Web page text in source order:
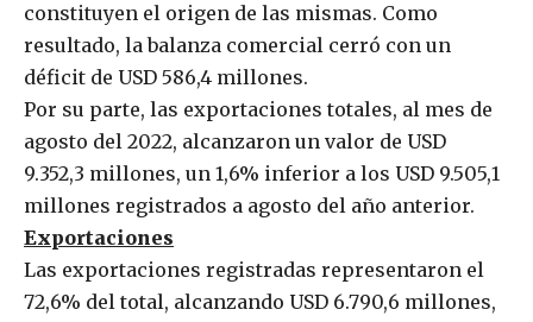
constituyen el origen de las mismas. Como
resultado, la balanza comercial cerró con un
déficit de USD 586,4 millones.
Por su parte, las exportaciones totales, al mes de
agosto del 2022, alcanzaron un valor de USD
9.352,3 millones, un 1,6% inferior a los USD 9.505,1
millones registrados a agosto del año anterior.
Exportaciones
Las exportaciones registradas representaron el
72,6% del total, alcanzando USD 6.790,6 millones,